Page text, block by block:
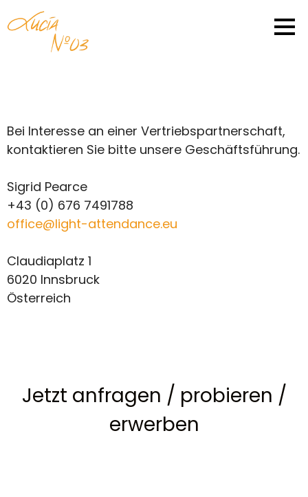
Bei Interesse an einer Vertriebspartnerschaft,
kontaktieren Sie bitte unsere Geschäftsführung.
Sigrid Pearce
+43 (0) 676 7491788
office@light-attendance.eu
Claudiaplatz 1
6020 Innsbruck
Österreich
Jetzt anfragen / probieren /
erwerben